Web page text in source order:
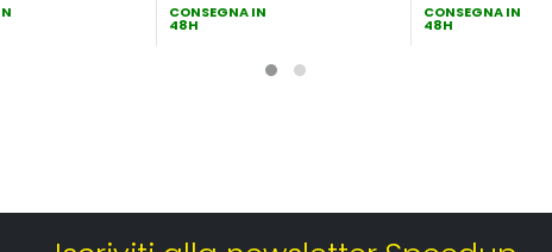
CONSEGNA IN
48H
CONSEGNA IN
48H